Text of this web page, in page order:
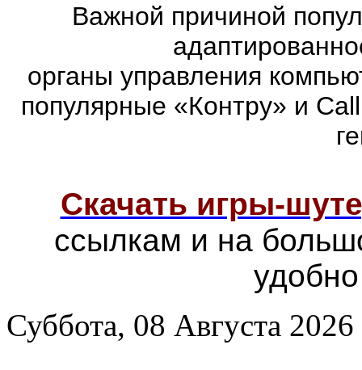
Важной причиной
органы управления
популярные «Контру» и
Скачать игры-
ссылкам и на
Суббота, 08 Августа 2026